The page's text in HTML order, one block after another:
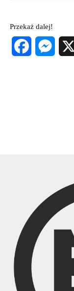
Przekaż dalej!